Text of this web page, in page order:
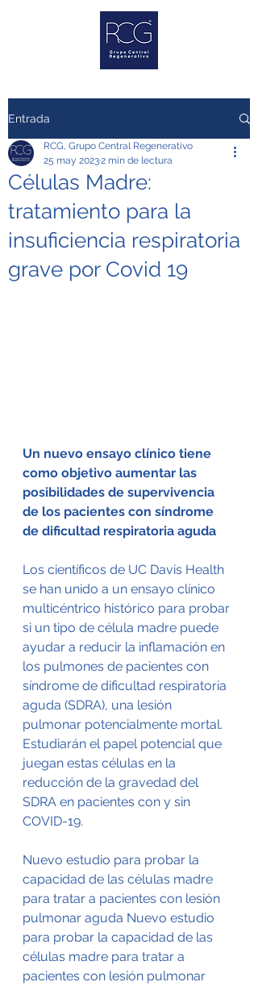
Entrada
Células Madre:
tratamiento para la
insuficiencia respiratoria
grave por Covid 19
RCG, Grupo Central Regenerativo
25 may 20232 min de lectura
Un nuevo ensayo clínico tiene
como objetivo aumentar las
posibilidades de supervivencia
de los pacientes con síndrome
de dificultad respiratoria aguda
Los científicos de UC Davis Health
se han unido a un ensayo clínico
multicéntrico histórico para probar
si un tipo de célula madre puede
ayudar a reducir la inflamación en
los pulmones de pacientes con
síndrome de dificultad respiratoria
aguda (SDRA), una lesión
pulmonar potencialmente mortal.
Estudiarán el papel potencial que
juegan estas células en la
reducción de la gravedad del
SDRA en pacientes con y sin
COVID-19.
Nuevo estudio para probar la
capacidad de las células madre
para tratar a pacientes con lesión
pulmonar aguda Nuevo estudio
para probar la capacidad de las
células madre para tratar a
pacientes con lesión pulmonar